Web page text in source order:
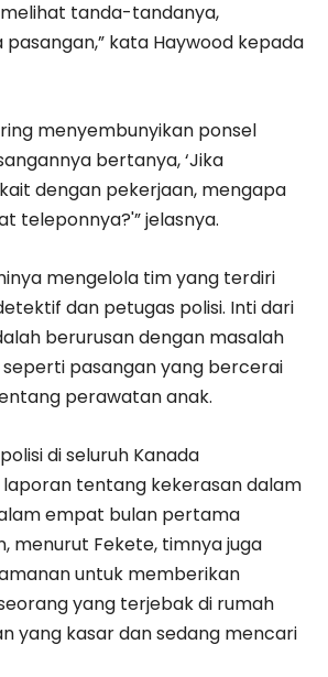
melihat tanda-tandanya,
kata Haywood kepada
menyembunyikan ponsel
bertanya, ‘Jika
dengan pekerjaan, mengapa
teleponnya?'” jelasnya.
mengelola tim yang terdiri
dan petugas polisi. Inti dari
berurusan dengan masalah
seperti pasangan yang bercerai
perawatan anak.
di seluruh Kanada
tentang kekerasan dalam
empat bulan pertama
menurut Fekete, timnya juga
untuk memberikan
yang terjebak di rumah
yang kasar dan sedang mencari